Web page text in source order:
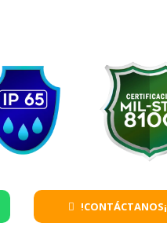
!CONTÁCTANOS¡